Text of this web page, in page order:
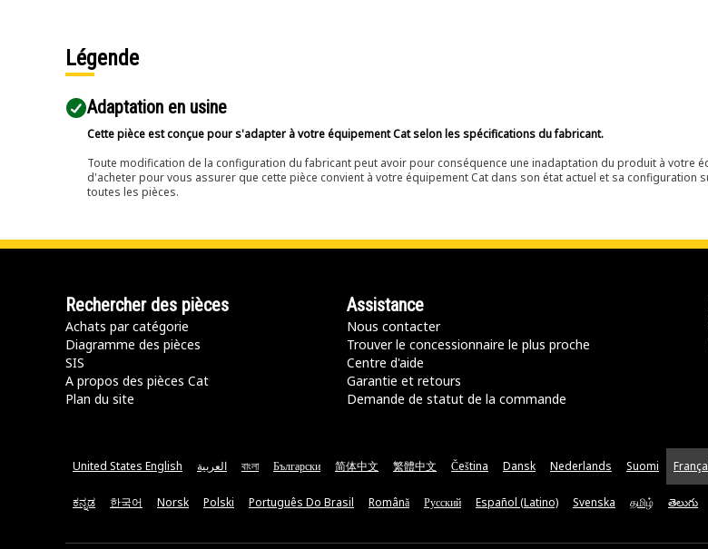
Légende
Adaptation en usine
Cette pièce est conçue pour s'adapter à votre équipement Cat selon les spécifications du fabricant.
Toute modification de la configuration du fabricant peut avoir pour conséquence une inadaptation du produit à votre
d'acheter pour vous assurer que cette pièce convient à votre équipement Cat dans son état actuel et sa
toutes les pièces.
Rechercher des pièces
Achats par catégorie
Diagramme des pièces
SIS
A propos des pièces Cat
Plan du site
Assistance
Nous contacter
Trouver le concessionnaire le plus proche
Centre d'aide
Garantie et retours
Demande de statut de la commande
United States English العربية বাংলা Български 简体中文 繁體中文 Čeština Dansk Nederlands Suomi
ಕನ್ನಡ 한국어 Norsk Polski Português Do Brasil Română Русский Español (Latino) Svenska தமிழ் తెలుగు